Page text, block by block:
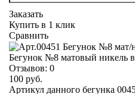
Заказать
Купить в 1 клик
Сравнить
Бегунок №8 матовый никель
Отзывов: 0
100 руб.
Артикул данного бегунка